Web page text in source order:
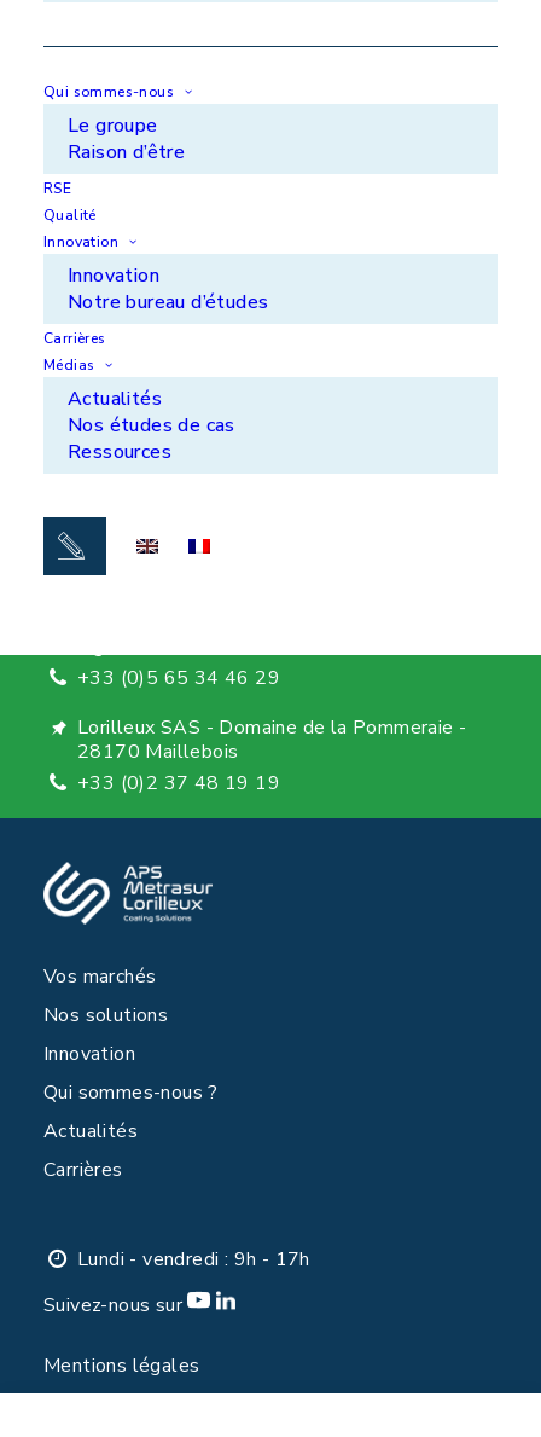
Qui sommes-nous
Le groupe
Raison d’être
RSE
Qualité
Innovation
Innovation
Notre bureau d’études
Carrières
Médias
Actualités
Nos études de cas
Ressources
Moules de pièces en stratifié
polyester/tissu de verre
APS Ile de France - ZI de Noisiel - 77186
Noisiel
+33 (0)1 60 37 50 00
APS Aquitaine - ZA du Luget - 33290 Le Pian
Medoc
+33 (0)5 56 70 24 14
+33 (0)5 65 34 46 29
Lorilleux SAS - Domaine de la Pommeraie -
28170 Maillebois
+33 (0)2 37 48 19 19
Vos marchés
Nos solutions
Innovation
Qui sommes-nous ?
Actualités
Carrières
Lundi - vendredi : 9h - 17h
Suivez-nous sur
Mentions légales